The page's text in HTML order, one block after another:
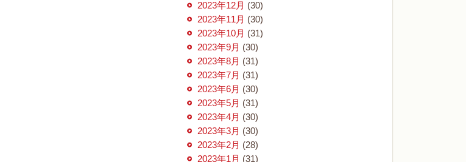
2023年12月 (30)
2023年11月 (30)
2023年10月 (31)
2023年9月 (30)
2023年8月 (31)
2023年7月 (31)
2023年6月 (30)
2023年5月 (31)
2023年4月 (30)
2023年3月 (30)
2023年2月 (28)
2023年1月 (31)